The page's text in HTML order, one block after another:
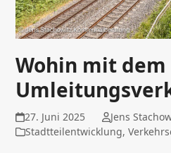
Wohin mit dem
27. Juni 2025
Jens
Stadtteilentwicklung,